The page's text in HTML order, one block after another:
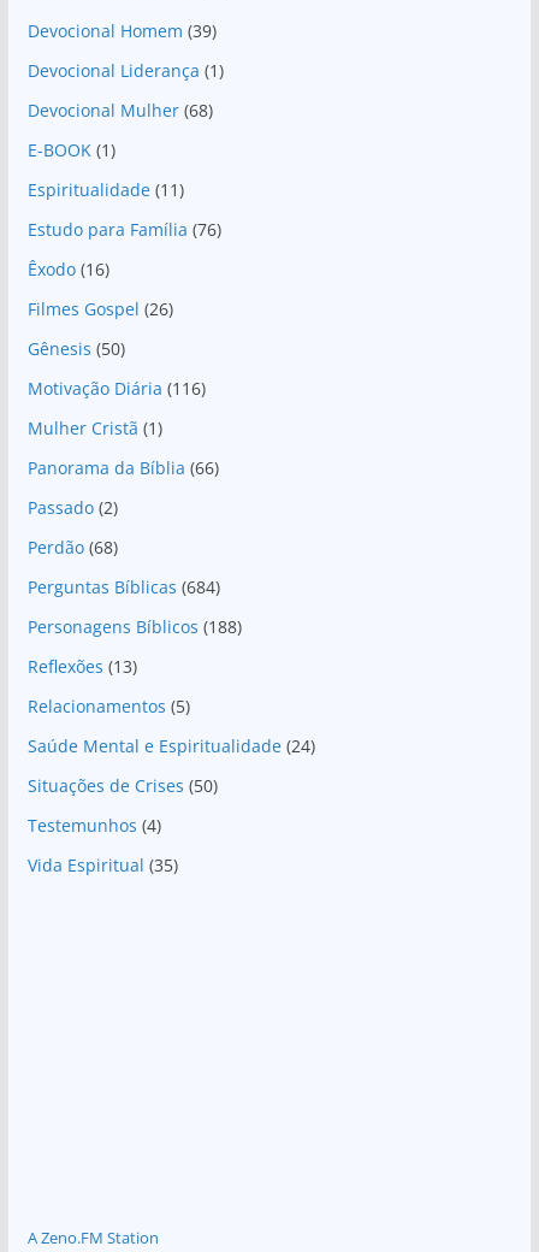
Devocional Homem (39)
Devocional Liderança (1)
Devocional Mulher(68)
E-BOOK(1)
Espiritualidade(11)
Estudo para Família (76)
Êxodo(16)
Filmes Gospel (26)
Gênesis (50)
Motivação Diária (116)
Mulher Cristã (1)
Panorama da Bíblia (66)
Passado(2)
Perdão(68)
Perguntas Bíblicas (684)
Personagens Bíblicos (188)
Reflexões (13)
Relacionamentos (5)
Saúde Mental e Espiritualidade(24)
Situações de Crises (50)
Testemunhos (4)
Vida Espiritual (35)
A Zeno.FM Station